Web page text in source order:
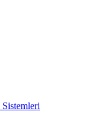
Sistemleri